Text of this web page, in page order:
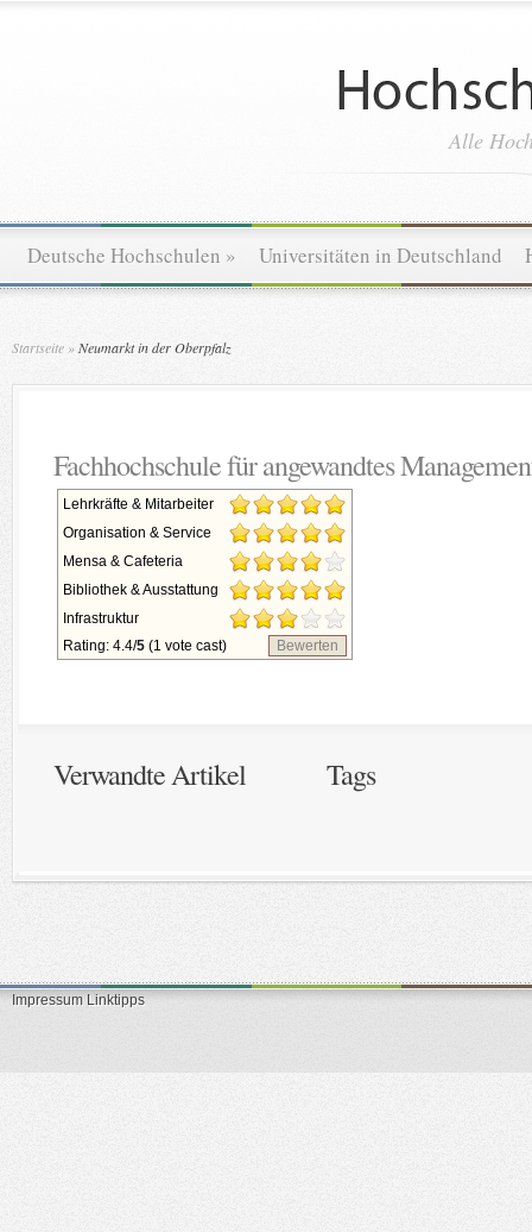
Alle
Deutsche Hochschulen » Universitäten in Deutschland
Startseite »Neumarkt in der Oberpfalz
Fachhochschule für angewandtes
Lehrkräfte & Mitarbeiter
Organisation & Service
Mensa & Cafeteria
Bibliothek & Ausstattung
Infrastruktur
Rating: 4.4/5 (1 vote cast) Bewerten
Verwandte Artikel Tags
Impressum Linktipps